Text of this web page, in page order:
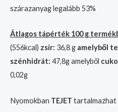
szárazanyag legalább 53%
Átlagos tápérték 100 g
(556kcal) zsír: 36,8 g amelyből
szénhidrát: 47,8g amelyből
0,02g
Nyomokban TEJET tartalmazhat